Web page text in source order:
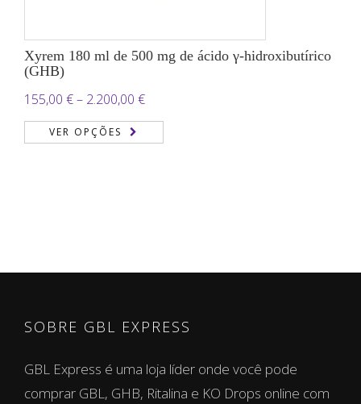
Xyrem 180 ml de 500 mg de ácido γ-hidroxibutírico
(GHB)
155,00 €– 2.200,00 €Price
range:
155,00 €
VER OPÇÕES
SOBRE GBL EXPRESS
GBL Express é uma loja líder onde você pode
comprar GBL, GHB, Ritalina e KO Drops online com